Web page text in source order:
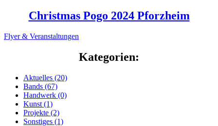
Christmas Pogo 2024 Pforzheim
Flyer & Veranstaltungen
Kategorien:
Aktuelles (20)
Bands (67)
Handwerk (0)
Kunst (1)
Projekte (2)
Sonstiges (1)